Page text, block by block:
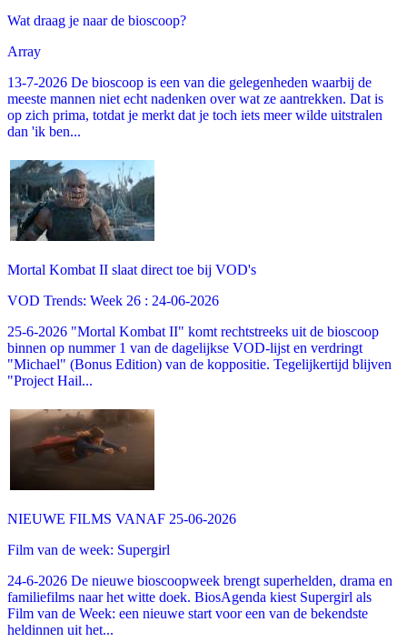
Wat draag je naar de bioscoop?
Array
13-7-2026 De bioscoop is een van die gelegenheden waarbij de
meeste mannen niet echt nadenken over wat ze aantrekken. Dat is
op zich prima, totdat je merkt dat je toch iets meer wilde uitstralen
dan 'ik ben...
Mortal Kombat II slaat direct toe bij VOD's
VOD Trends: Week 26 : 24-06-2026
25-6-2026 "Mortal Kombat II" komt rechtstreeks uit de bioscoop
binnen op nummer 1 van de dagelijkse VOD-lijst en verdringt
"Michael" (Bonus Edition) van de koppositie. Tegelijkertijd blijven
"Project Hail...
NIEUWE FILMS VANAF 25-06-2026
Film van de week: Supergirl
24-6-2026 De nieuwe bioscoopweek brengt superhelden, drama en
familiefilms naar het witte doek. BiosAgenda kiest Supergirl als
Film van de Week: een nieuwe start voor een van de bekendste
heldinnen uit het...